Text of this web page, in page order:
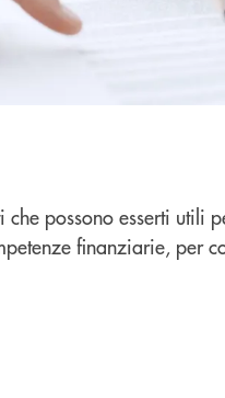
possono esserti utili
finanziarie, per